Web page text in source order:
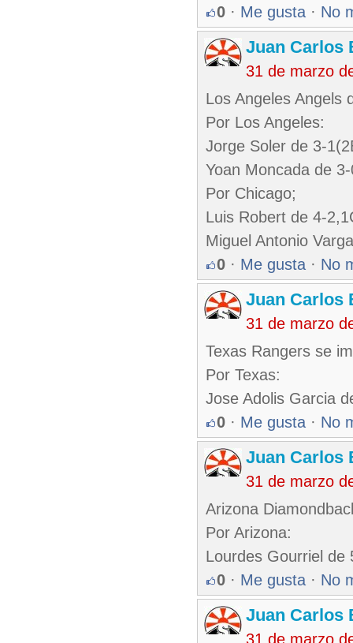
0 · Me gusta · No
Juan Carlos
31 de marzo
Los Angeles Angels
Por Los Angeles:
Jorge Soler de 3-
Yoan Moncada de
Por Chicago;
Luis Robert de 4-
Miguel Antonio
0 · Me gusta · No
Juan Carlos
31 de marzo
Texas Rangers se
Por Texas:
Jose Adolis Garcia
0 · Me gusta · No
Juan Carlos
31 de marzo
Arizona
Por Arizona:
Lourdes Gourriel de
0 · Me gusta · No
Juan Carlos
31 de marzo